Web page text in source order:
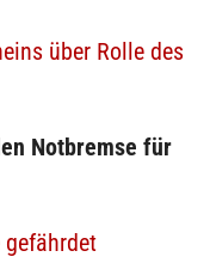
über Rolle des
Notbremse für
gefährdet